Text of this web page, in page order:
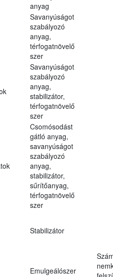
anyag
Savanyúságot
szabályozó
anyag,
térfogatnövelő
szer
Savanyúságot
szabályozó
anyag,
stabilizátor,
térfogatnövelő
szer
Csomósodást
gátló anyag,
savanyúságot
szabályozó
anyag,
stabilizátor,
sűrítőanyag,
térfogatnövelő
szer
Stabilizátor
Emulgeálószer